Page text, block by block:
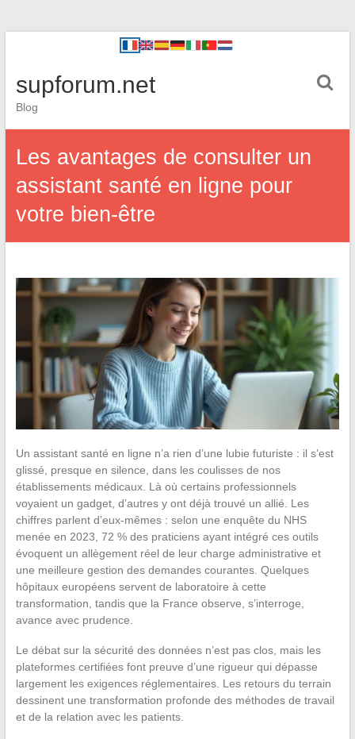
supforum.net
Blog
Les avantages de consulter un
assistant santé en ligne pour
votre bien-être
Un assistant santé en ligne n’a rien d’une lubie futuriste : il s’est
glissé, presque en silence, dans les coulisses de nos
établissements médicaux. Là où certains professionnels
voyaient un gadget, d’autres y ont déjà trouvé un allié. Les
chiffres parlent d’eux-mêmes : selon une enquête du NHS
menée en 2023, 72 % des praticiens ayant intégré ces outils
évoquent un allègement réel de leur charge administrative et
une meilleure gestion des demandes courantes. Quelques
hôpitaux européens servent de laboratoire à cette
transformation, tandis que la France observe, s’interroge,
avance avec prudence.
Le débat sur la sécurité des données n’est pas clos, mais les
plateformes certifiées font preuve d’une rigueur qui dépasse
largement les exigences réglementaires. Les retours du terrain
dessinent une transformation profonde des méthodes de travail
et de la relation avec les patients.